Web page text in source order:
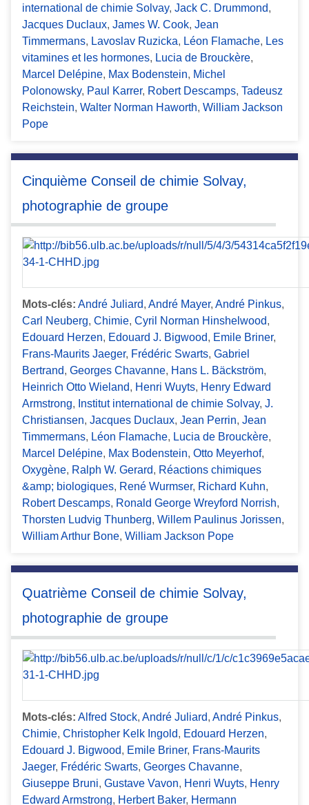
international de chimie Solvay, Jack C. Drummond,
Jacques Duclaux, James W. Cook, Jean
Timmermans, Lavoslav Ruzicka, Léon Flamache, Les
vitamines et les hormones, Lucia de Brouckère,
Marcel Delépine, Max Bodenstein, Michel
Polonowsky, Paul Karrer, Robert Descamps, Tadeusz
Reichstein, Walter Norman Haworth, William Jackson
Pope
Cinquième Conseil de chimie Solvay,
photographie de groupe
Mots-clés: André Juliard, André Mayer, André Pinkus,
Carl Neuberg, Chimie, Cyril Norman Hinshelwood,
Edouard Herzen, Edouard J. Bigwood, Emile Briner,
Frans-Maurits Jaeger, Frédéric Swarts, Gabriel
Bertrand, Georges Chavanne, Hans L. Bäckström,
Heinrich Otto Wieland, Henri Wuyts, Henry Edward
Armstrong, Institut international de chimie Solvay, J.
Christiansen, Jacques Duclaux, Jean Perrin, Jean
Timmermans, Léon Flamache, Lucia de Brouckère,
Marcel Delépine, Max Bodenstein, Otto Meyerhof,
Oxygène, Ralph W. Gerard, Réactions chimiques
&amp; biologiques, René Wurmser, Richard Kuhn,
Robert Descamps, Ronald George Wreyford Norrish,
Thorsten Ludvig Thunberg, Willem Paulinus Jorissen,
William Arthur Bone, William Jackson Pope
Quatrième Conseil de chimie Solvay,
photographie de groupe
Mots-clés: Alfred Stock, André Juliard, André Pinkus,
Chimie, Christopher Kelk Ingold, Edouard Herzen,
Edouard J. Bigwood, Emile Briner, Frans-Maurits
Jaeger, Frédéric Swarts, Georges Chavanne,
Giuseppe Bruni, Gustave Vavon, Henri Wuyts, Henry
Edward Armstrong, Herbert Baker, Hermann